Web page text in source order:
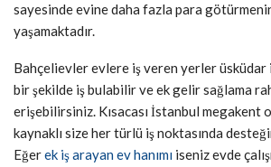
sayesinde evine daha fazla para
yaşamaktadır.
Bahçelievler evlere iş veren yerler
bir şekilde iş bulabilir ve ek gelir sağlama
erişebilirsiniz. Kısacası İstanbul megakent
kaynaklı size her türlü iş noktasında
Eğerek iş arayan ev hanımı iseniz evde